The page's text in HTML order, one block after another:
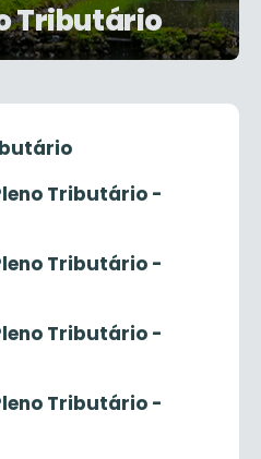
Tributário
Tributário -
Tributário -
Tributário -
Tributário -